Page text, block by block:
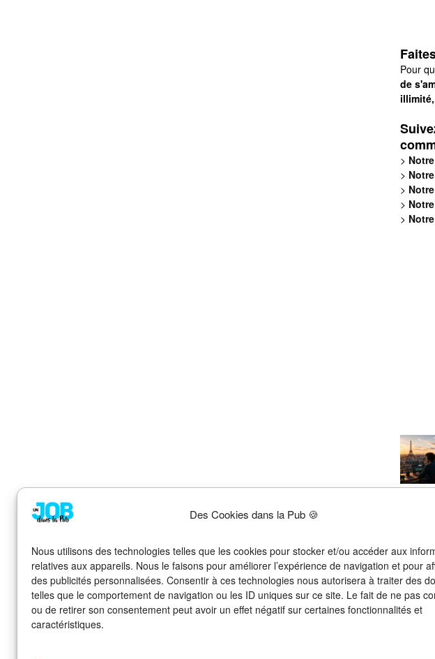
Des Cookies dans la Pub 🍪
Nous utilisons des technologies telles que les cookies pour stocker et/ou accéder aux
relatives aux appareils. Nous le faisons pour améliorer l’expérience de navigation et pour
des publicités personnalisées. Consentir à ces technologies nous autorisera à traiter des
telles que le comportement de navigation ou les ID uniques sur ce site. Le fait de ne pas
ou de retirer son consentement peut avoir un effet négatif sur certaines fonctionnalités et
caractéristiques.
Pour
de
illimité,
>
>
>
>
>